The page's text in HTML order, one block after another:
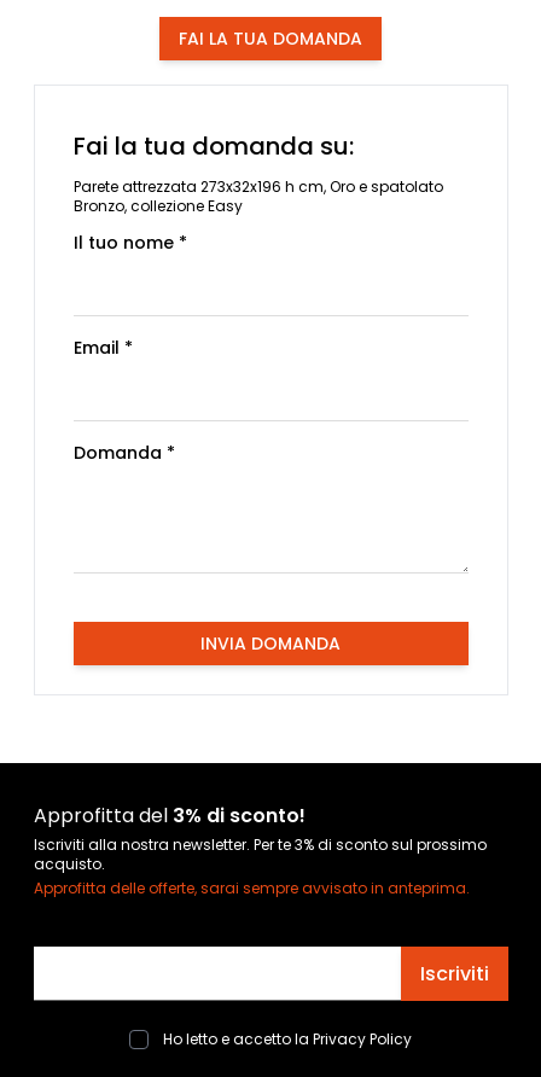
FAI LA TUA DOMANDA
Fai la tua domanda su:
Parete attrezzata 273x32x196 h cm, Oro e spatolato
Bronzo, collezione Easy
Il tuo nome *
Email *
Domanda *
INVIA DOMANDA
Approfitta del 3% di sconto!
Iscriviti alla nostra newsletter. Per te 3% di sconto sul prossimo
acquisto.
Approfitta delle offerte, sarai sempre avvisato in anteprima.
Iscriviti
Ho letto e accetto la Privacy Policy